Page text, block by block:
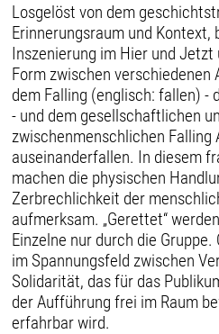
Losgelöst von dem
Erinnerungsraum und Kontext,
Inszenierung im Hier und
Form zwischen verschiedenen
dem Falling (englisch: fallen) -
- und dem gesellschaftlichen
zwischenmenschlichen Falling
auseinanderfallen. In diesem
machen die physischen
Zerbrechlichkeit der
aufmerksam. „Gerettet“
Einzelne nur durch die Gruppe.
im Spannungsfeld zwischen
Solidarität, das für das
der Aufführung frei im Raum
erfahrbar wird.